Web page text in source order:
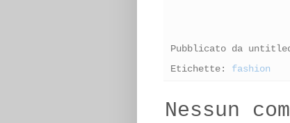
Pubblicato da
Etichette: fashion
Nessun